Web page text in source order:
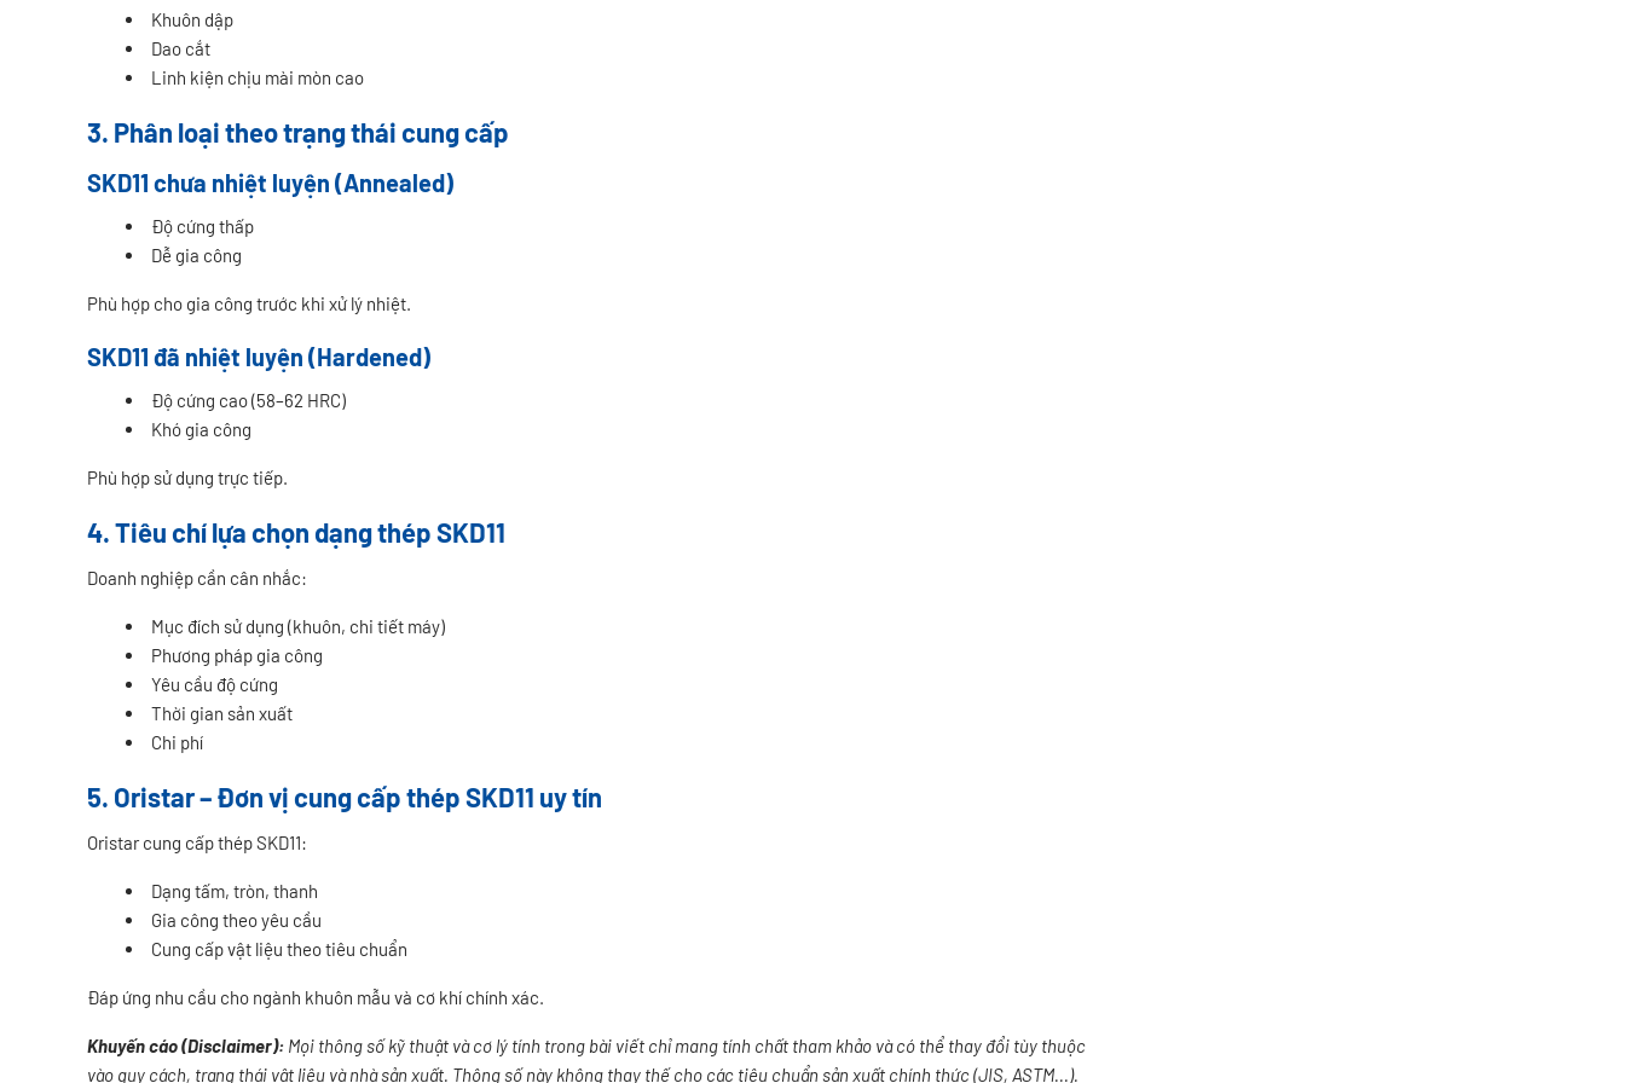
Khuôn dập
Dao cắt
Linh kiện chịu mài mòn cao
3. Phân loại theo trạng thái cung cấp
SKD11 chưa nhiệt luyện (Annealed)
Độ cứng thấp
Dễ gia công
Phù hợp cho gia công trước khi xử lý nhiệt.
SKD11 đã nhiệt luyện (Hardened)
Độ cứng cao (58–62 HRC)
Khó gia công
Phù hợp sử dụng trực tiếp.
4. Tiêu chí lựa chọn dạng thép SKD11
Doanh nghiệp cần cân nhắc:
Mục đích sử dụng (khuôn, chi tiết máy)
Phương pháp gia công
Yêu cầu độ cứng
Thời gian sản xuất
Chi phí
5. Oristar – Đơn vị cung cấp thép SKD11 uy tín
Oristar cung cấp thép SKD11:
Dạng tấm, tròn, thanh
Gia công theo yêu cầu
Cung cấp vật liệu theo tiêu chuẩn
Đáp ứng nhu cầu cho ngành khuôn mẫu và cơ khí chính xác.
Khuyến cáo (Disclaimer): Mọi thông số kỹ thuật và cơ lý tính trong bài viết chỉ mang tính chất tham khảo và có thể thay đổi tùy thuộc
vào quy cách, trạng thái vật liệu và nhà sản xuất. Thông số này không thay thế cho các tiêu chuẩn sản xuất chính thức (JIS, ASTM...).